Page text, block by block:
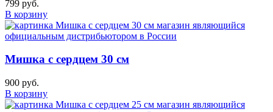
799 руб.
В корзину
Мишка с сердцем 30 см
900 руб.
В корзину